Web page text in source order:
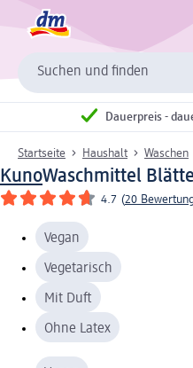
Suchen und finden
Dauerpreis -
Startseite Haushalt Waschen
KunoWaschmittel
4.7 (20
Vegan
Vegetarisch
Mit Duft
Ohne Latex